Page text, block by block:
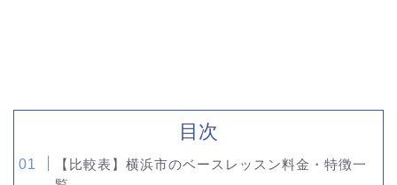
目次
【比較表】横浜市のベースレッスン料金・特徴一